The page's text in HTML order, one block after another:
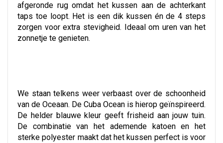
afgeronde rug omdat het kussen aan de achterkant
taps toe loopt. Het is een dik kussen én de 4 steps
zorgen voor extra stevigheid. Ideaal om uren van het
zonnetje te genieten.
We staan telkens weer verbaast over de schoonheid
van de Oceaan. De Cuba Ocean is hierop geïnspireerd.
De helder blauwe kleur geeft frisheid aan jouw tuin.
De combinatie van het ademende katoen en het
sterke polyester maakt dat het kussen perfect is voor